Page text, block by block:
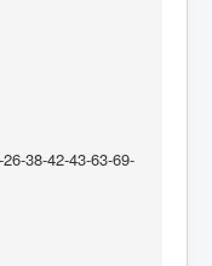
38-42-43-63-69-